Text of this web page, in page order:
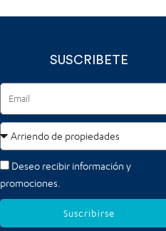
SUSCRIBETE
Deseo recibir información y
promociones.
Suscribirse